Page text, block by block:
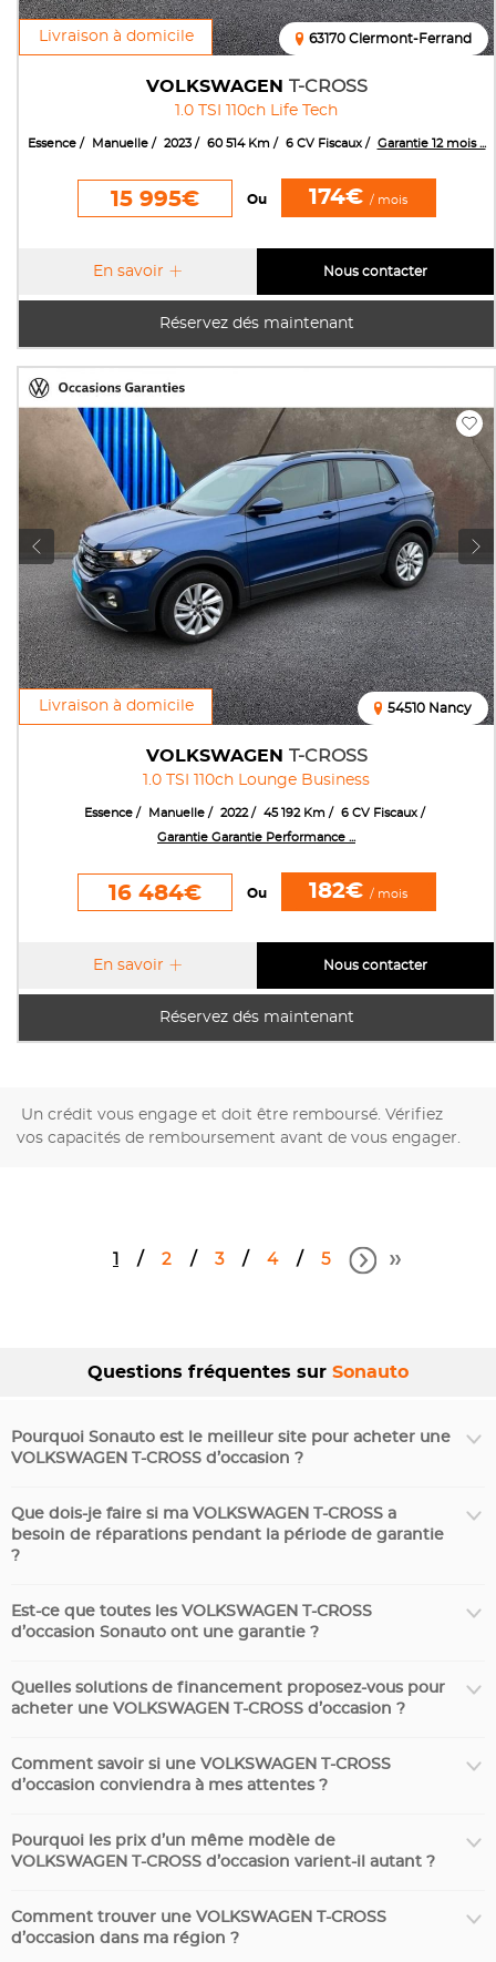
Livraison à domicile
VOLKSWAGEN T-CROSS
1.0 TSI 110ch Life Tech
63170 Clermont-Ferrand
Essence Manuelle 2023 60 514 Km 6 CV Fiscaux Garantie 12 mois ...
15 995€ Ou 174€ / mois
Réservez dés maintenant
En savoir Nous contacter
Livraison à domicile
VOLKSWAGEN T-CROSS
1.0 TSI 110ch Lounge Business
54510 Nancy
Essence Manuelle 2022 45 192 Km
6 CV Fiscaux
Garantie Garantie Performance ...
16 484€ Ou 182€ / mois
Réservez dés maintenant
En savoir Nous contacter
Un crédit vous engage et doit être remboursé. Vérifiez
vos capacités de remboursement avant de vous engager.
2 3 4 5
Questions fréquentes sur Sonauto
Pourquoi Sonauto est le meilleur site pour acheter une
VOLKSWAGEN T-CROSS d’occasion ?
Que dois-je faire si ma VOLKSWAGEN T-CROSS a
besoin de réparations pendant la période de garantie
?
Est-ce que toutes les VOLKSWAGEN T-CROSS
d’occasion Sonauto ont une garantie ?
Quelles solutions de financement proposez-vous pour
acheter une VOLKSWAGEN T-CROSS d’occasion ?
Comment savoir si une VOLKSWAGEN T-CROSS
d’occasion conviendra à mes attentes ?
Pourquoi les prix d’un même modèle de
VOLKSWAGEN T-CROSS d’occasion varient-il autant ?
Comment trouver une VOLKSWAGEN T-CROSS
d’occasion dans ma région ?